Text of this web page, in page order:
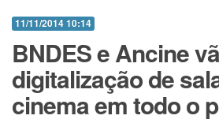
11/11/2014 10:14
BNDES e Ancine
digitalização de
cinema em todo o